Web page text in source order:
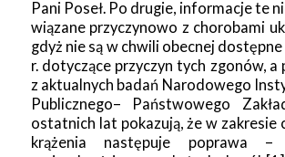
Pani Poseł. Po drugie, informacje te
wiązane przyczynowo z chorobami
gdyż nie są w chwili obecnej
r. dotyczące przyczyn tych zgonów,
z aktualnych badań Narodowego
Publicznego– Państwowego
ostatnich lat pokazują, że w zakresie
krążenia następuje poprawa –